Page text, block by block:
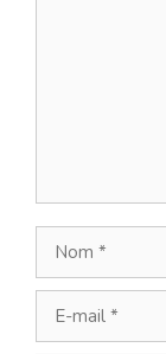
Nom
mail